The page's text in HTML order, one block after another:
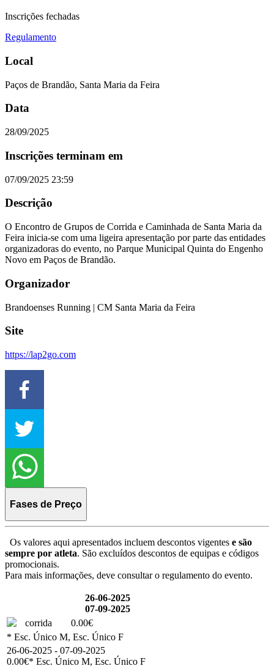
Inscrições fechadas
Regulamento
Local
Paços de Brandão, Santa Maria da Feira
Data
28/09/2025
Inscrições terminam em
07/09/2025 23:59
Descrição
O Encontro de Grupos de Corrida e Caminhada de Santa Maria da
Feira inicia-se com uma ligeira apresentação por parte das entidades
organizadoras do evento, no Parque Municipal Quinta do Engenho
Novo em Paços de Brandão.
Organizador
Brandoenses Running | CM Santa Maria da Feira
Site
https://lap2go.com
Fases de Preço
Os valores aqui apresentados incluem descontos vigentes e são
sempre por atleta. São excluídos descontos de equipas e códigos
promocionais.
Para mais informações, deve consultar o regulamento do evento.
26-06-2025
07-09-2025
corrida
0.00€
* Esc. Único M, Esc. Único F
26-06-2025 - 07-09-2025
0.00€* Esc. Único M, Esc. Único F